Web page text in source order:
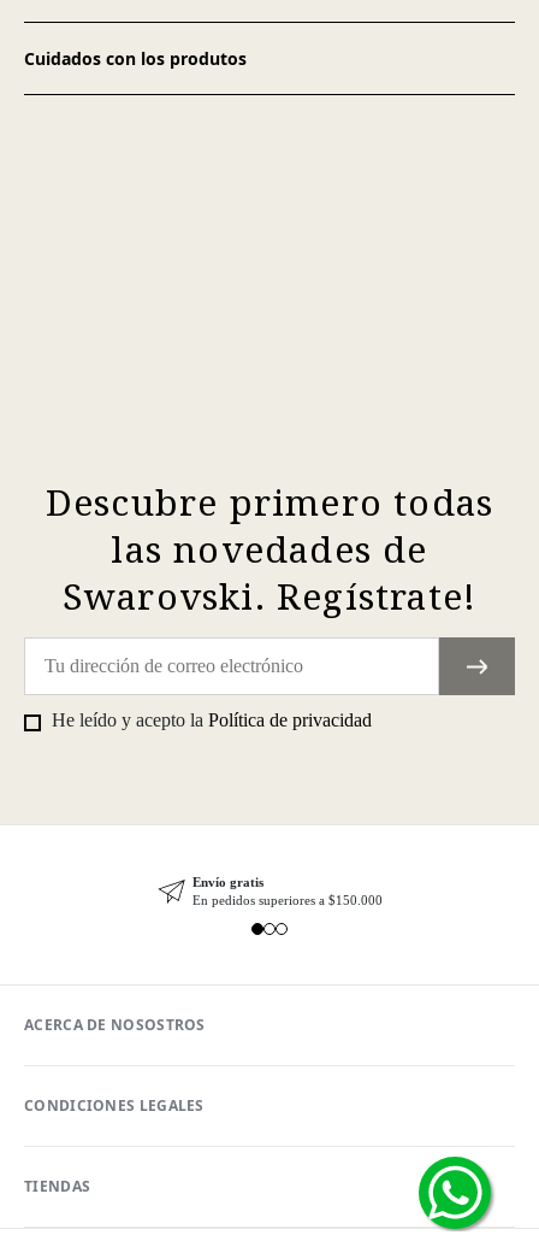
Cuidados con los produtos
Descubre primero todas
las novedades de
Swarovski. Regístrate!
He leído y acepto la Política de privacidad
Envío gratis
En pedidos superiores a $150.000
ACERCA DE NOSOSTROS
CONDICIONES LEGALES
TIENDAS